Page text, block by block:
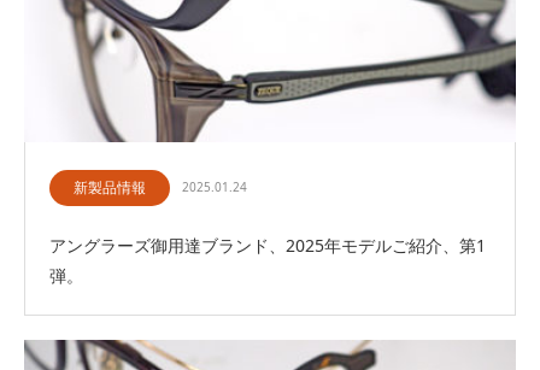
新製品情報 2025.01.24
アングラーズ御用達ブランド、2025年モデルご紹介、第1
弾。